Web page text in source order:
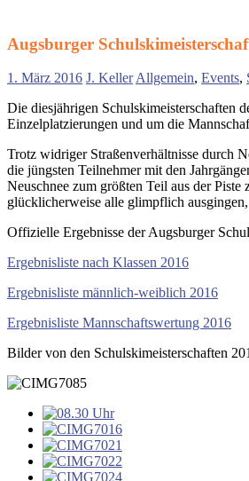
Augsburger
1. März 2016 J. KellerAllgemein, Events,
Die diesjährigen Schulskimeisterschaften
Einzelplatzierungen und um die
Trotz widriger Straßenverhältnisse durch
die jüngsten Teilnehmer mit den
Neuschnee zum größten Teil aus der
glücklicherweise alle glimpflich
Offizielle Ergebnisse der Augsburger
Ergebnisliste nach Klassen 2016
Ergebnisliste männlich-weiblich 2016
Ergebnisliste Mannschaftswertung 2016
Bilder von den Schulskimeisterschaften